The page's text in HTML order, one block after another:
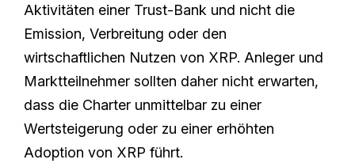
Aktivitäten einer Trust‑Bank und nicht die
Emission, Verbreitung oder den
wirtschaftlichen Nutzen von XRP. Anleger und
Marktteilnehmer sollten daher nicht erwarten,
dass die Charter unmittelbar zu einer
Wertsteigerung oder zu einer erhöhten
Adoption von XRP führt.